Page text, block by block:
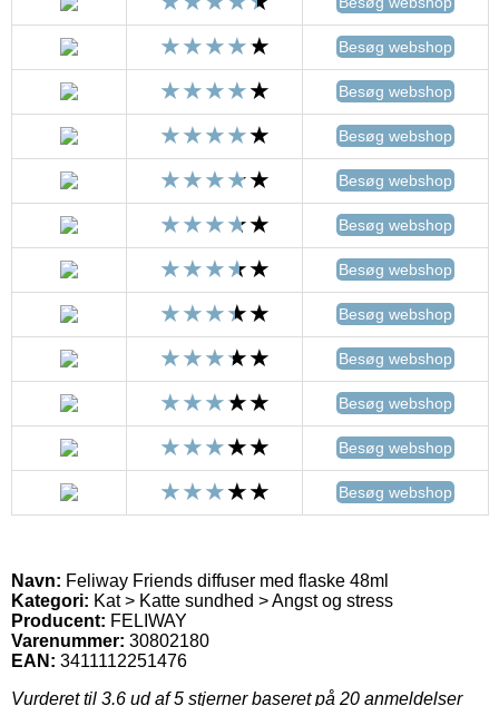
Besøg webshop
Besøg webshop
Besøg webshop
Besøg webshop
Besøg webshop
Besøg webshop
Besøg webshop
Besøg webshop
Besøg webshop
Besøg webshop
Besøg webshop
Navn: Feliway Friends diffuser med flaske 48ml
Kategori: Kat > Katte sundhed > Angst og stress
Producent: FELIWAY
Varenummer: 30802180
EAN: 3411112251476
Vurderet til 3.6 ud af 5 stjerner baseret på 20 anmeldelser